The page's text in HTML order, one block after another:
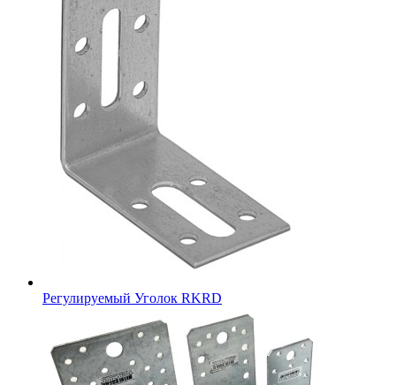
Регулируемый Уголок RKRD